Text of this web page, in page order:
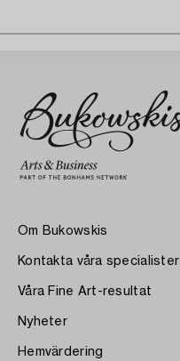
Om Bukowskis
Kontakta våra specialister
Våra Fine Art-resultat
Nyheter
Hemvärdering